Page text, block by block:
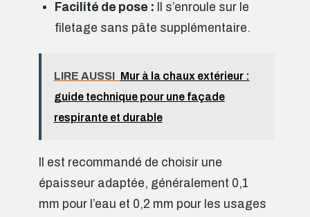
Facilité de pose : Il s’enroule sur le
filetage sans pâte supplémentaire.
LIRE AUSSI Mur à la chaux extérieur :
guide technique pour une façade
respirante et durable
Il est recommandé de choisir une
épaisseur adaptée, généralement 0,1
mm pour l’eau et 0,2 mm pour les usages